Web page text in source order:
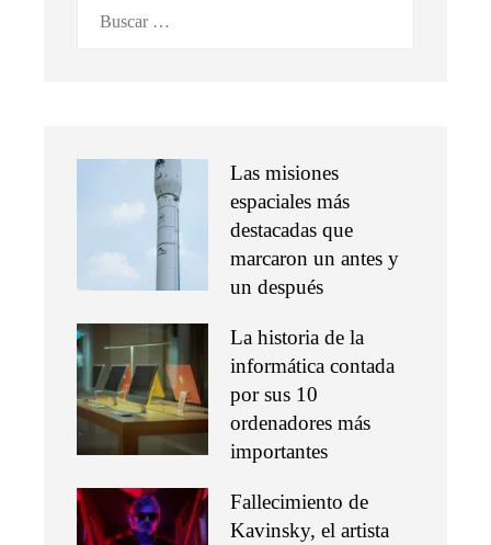
Las misiones
espaciales más
destacadas que
marcaron un antes y
un después
La historia de la
informática contada
por sus 10
ordenadores más
importantes
Fallecimiento de
Kavinsky, el artista